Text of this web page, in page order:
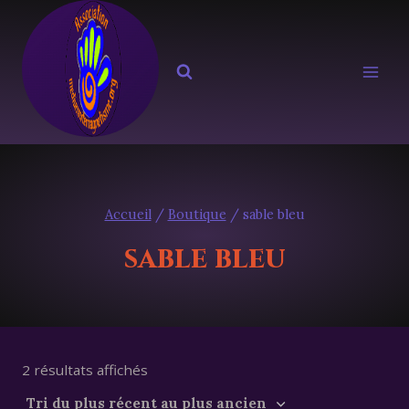
contenu
Accueil / Boutique / sable bleu
sable bleu
2 résultats affichés
du